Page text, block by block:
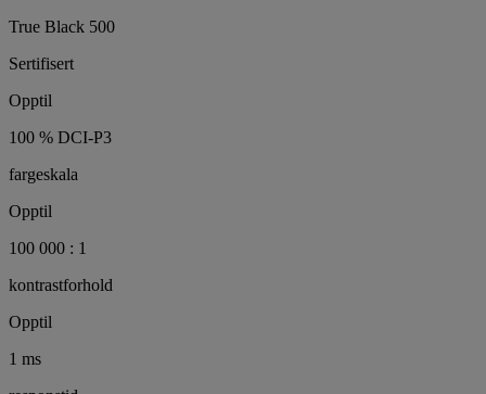
True Black 500
Sertifisert
Opptil
100 % DCI-P3
fargeskala
Opptil
100 000 : 1
kontrastforhold
Opptil
1 ms